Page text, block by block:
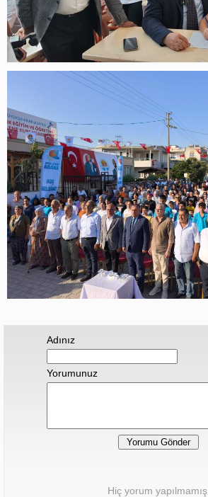
Adınız
Yorumunuz
Hiç yorum yapılmamış.